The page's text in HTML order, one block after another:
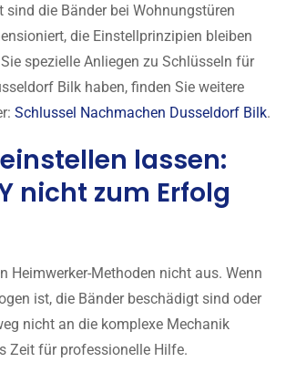
sind die Bänder bei Wohnungstüren
die Einstellprinzipien bleiben
spezielle Anliegen zu Schlüsseln für
Bilk haben, finden Sie weitere
Schlussel Nachmachen Dusseldorf Bilk.
lassen:
nicht zum Erfolg
Heimwerker-Methoden nicht aus. Wenn
ist, die Bänder beschädigt sind oder
nicht an die komplexe Mechanik
Zeit für professionelle Hilfe.